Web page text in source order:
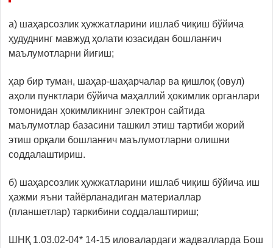
а) шаҳарсозлик ҳужжатларини ишлаб чиқиш бўйича
ҳудуднинг мавжуд ҳолати юзасидан бошланғич
маълумотларни йиғиш;
ҳар бир туман, шаҳар-шаҳарчалар ва қишлоқ (овул)
аҳоли пунктлари бўйича маҳаллий ҳокимлик органлари
томонидан ҳокимликнинг электрон сайтида
маълумотлар базасини ташкил этиш тартиби жорий
этиш орқали бошланғич маълумотларни олишни
соддалаштириш.
б) шаҳарсозлик ҳужжатларини ишлаб чиқиш бўйича иш
ҳажми яъни тайёрланадиган материаллар
(планшетлар) таркибини соддалаштириш;
ШНҚ 1.03.02-04* 14-15 иловалардаги жадвалларда Бош